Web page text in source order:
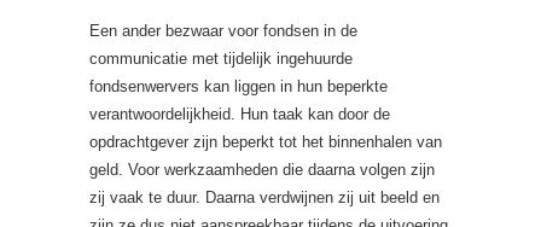
Een ander bezwaar voor fondsen in de
communicatie met tijdelijk ingehuurde
fondsenwervers kan liggen in hun beperkte
verantwoordelijkheid. Hun taak kan door de
opdrachtgever zijn beperkt tot het binnenhalen van
geld. Voor werkzaamheden die daarna volgen zijn
zij vaak te duur. Daarna verdwijnen zij uit beeld en